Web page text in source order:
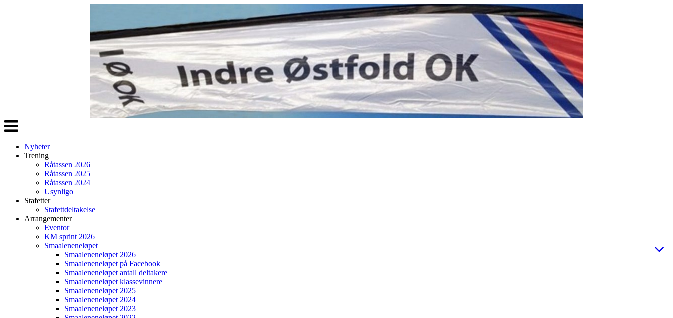
Veksle
navigasjon
Nyheter
Trening
Råtassen 2026
Råtassen 2025
Råtassen 2024
Usynligo
Stafetter
Stafettdeltakelse
Arrangementer
Eventor
KM sprint 2026
Smaaleneneløpet
Smaaleneneløpet 2026
Smaaleneneløpet på Facebook
Smaaleneneløpet antall deltakere
Smaaleneneløpet klassevinnere
Smaaleneneløpet 2025
Smaaleneneløpet 2024
Smaaleneneløpet 2023